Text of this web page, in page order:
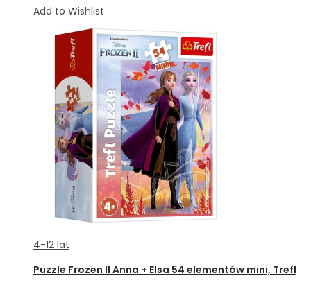
Add to Wishlist
4-12 lat
Puzzle Frozen II Anna + Elsa 54 elementów mini, Trefl